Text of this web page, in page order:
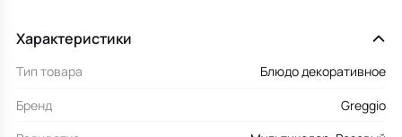
Характеристики
Тип товара
Блюдо декоративное
Бренд
Greggio